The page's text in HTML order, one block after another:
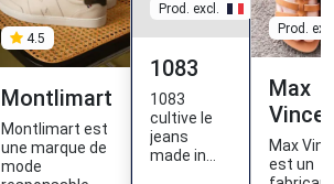
4.5
Montlimart
Montlimart est
une marque de
mode
Prod. excl.
1083
1083
cultive le
jeans
made in
Prod.
Max
Max
est un